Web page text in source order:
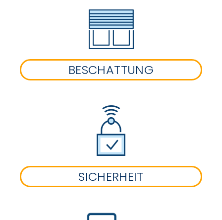
BESCHATTUNG
SICHERHEIT